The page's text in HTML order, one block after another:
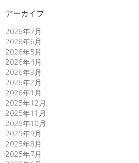
アーカイブ
2026年7月
2026年6月
2026年5月
2026年4月
2026年3月
2026年2月
2026年1月
2025年12月
2025年11月
2025年10月
2025年9月
2025年8月
2025年7月